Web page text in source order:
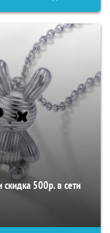
500р. в сети